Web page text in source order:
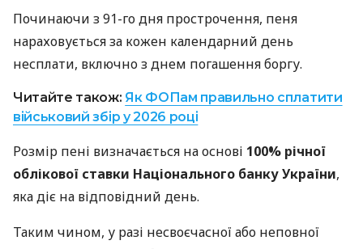
Починаючи з 91-го дня прострочення, пеня
нараховується за кожен календарний день
несплати, включно з днем погашення боргу.
Читайте також: Як ФОПам правильно сплатити
військовий збір у 2026 році
Розмір пені визначається на основі 100% річної
облікової ставки Національного банку України,
яка діє на відповідний день.
Таким чином, у разі несвоєчасної або неповної